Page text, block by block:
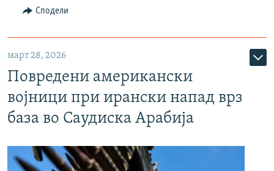
Сподели
март 28, 2026
Повредени американски
војници при ирански напад врз
база во Саудиска Арабија